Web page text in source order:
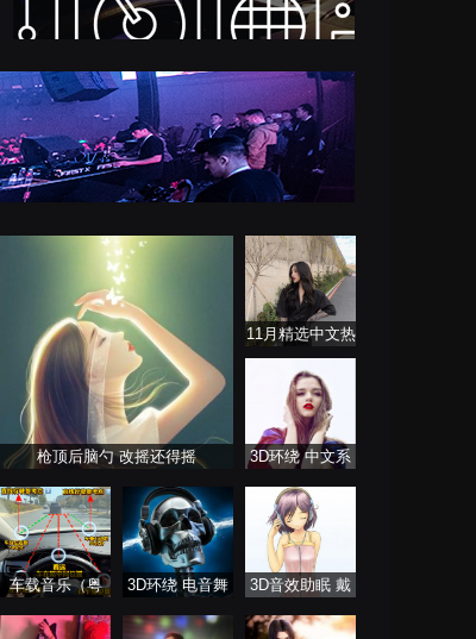
枪顶后脑勺 改摇还得摇
11月精选中文热
播歌曲合集
3D环绕 中文系
车载音乐（粤
3D环绕 电音舞
3D音效助眠 戴